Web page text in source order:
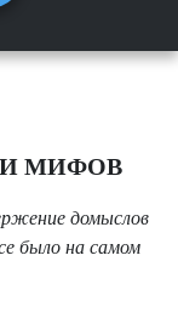
МИФОВ
домыслов
было на самом